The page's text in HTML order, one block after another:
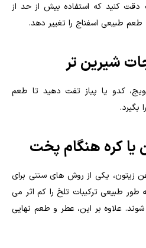
دقت کنید که استفاده بیش از حد از
طعم طبیعی اسفناج را تغییر دهد.
کدو یا پیاز تفت دهید تا طعم
بگیرد.
زیتون، یکی از روش های سنتی برای
طبیعی ترکیبات تلخ را کم اثر می
علاوه بر این، عطر و طعم نهایی